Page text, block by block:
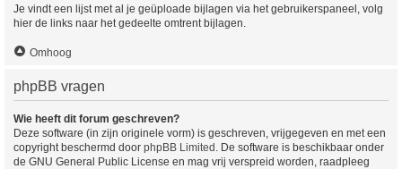
Je vindt een lijst met al je geüploade bijlagen via het gebruikerspaneel, volg
hier de links naar het gedeelte omtrent bijlagen.
Omhoog
phpBB vragen
Wie heeft dit forum geschreven?
Deze software (in zijn originele vorm) is geschreven, vrijgegeven en met een
copyright beschermd door phpBB Limited . De software is beschikbaar onder
de GNU General Public License en mag vrij verspreid worden, raadpleeg